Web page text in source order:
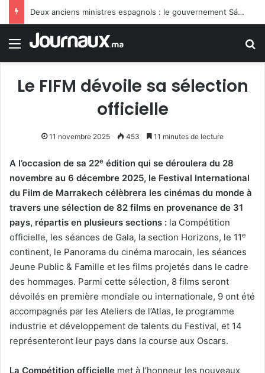
Deux anciens ministres espagnols : le gouvernement Sánchez fait preuve de faiblesse face au Maroc
Menu
Le FIFM dévoile sa sélection
officielle
11 novembre 2025 453 11 minutes de lecture
A l’occasion de sa 22e édition qui se déroulera du 28
novembre au 6 décembre 2025, le Festival International
du Film de Marrakech célèbrera les cinémas du monde à
travers une sélection de 82 films en provenance de 31
pays, répartis en plusieurs sections : la Compétition
officielle, les séances de Gala, la section Horizons, le 11e
continent, le Panorama du cinéma marocain, les séances
Jeune Public & Famille et les films projetés dans le cadre
des hommages. Parmi cette sélection, 8 films seront
dévoilés en première mondiale ou internationale, 9 ont été
accompagnés par les Ateliers de l’Atlas, le programme
industrie et développement de talents du Festival, et 14
représenteront leur pays dans la course aux Oscars.
La Compétition officielle met à l’honneur les nouveaux